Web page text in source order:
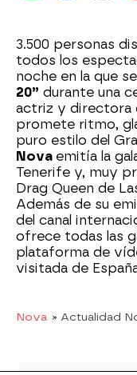
3.500 personas
todos los
noche en la que
20” durante una
actriz y directora
promete ritmo,
puro estilo del
Nova emitía la
Tenerife y, muy
Drag Queen de
Además de su
del canal
ofrece todas las
plataforma de
visitada de
Nova » Actualidad